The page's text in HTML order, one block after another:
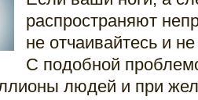
распространяют
не отчаивайтесь и
С подобной
людей и при